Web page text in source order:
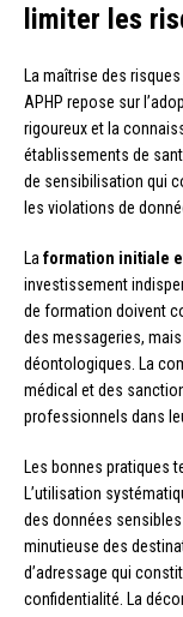
limiter les
La maîtrise des
APHP repose sur
rigoureux et la
établissements de
de sensibilisation qui
les violations de
La formation initiale
investissement
de formation doivent
des messageries,
déontologiques. La
médical et des
professionnels dans
Les bonnes pratiques
L’utilisation
des données
minutieuse des
d’adressage qui
confidentialité. La